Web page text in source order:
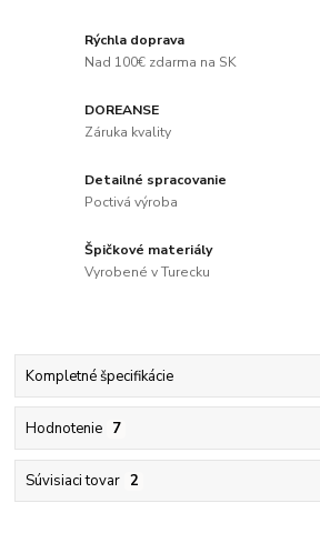
Rýchla doprava
Nad 100€ zdarma na SK
DOREANSE
Záruka kvality
Detailné spracovanie
Poctivá výroba
Špičkové materiály
Vyrobené v Turecku
Kompletné špecifikácie
Hodnotenie 7
Súvisiaci tovar 2